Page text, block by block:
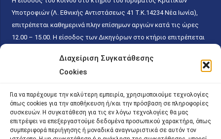
Διαχείριση Συγκατάθεσης
Cookies
Για να παρέχουμε την καλύτερη εμπειρία, χρησιμοποιούμε τεχνολογίες
όπως cookies για την αποθήκευση ή/και την πρόσβαση σε πληροφορίες
συσκευών. Η συγκατάθεση για τις εν λόγω τεχνολογίες θα μας
επιτρέψει να επεξεργαστούμε δεδομένα προσωπικού χαρακτήρα, όπως
συμπεριφορά περιήγησης ή μοναδικά αναγνωριστικά σε αυτόν τον
Υποτροφιών (Λ. Εθνικής Αντιστάσεως 41 T.K.14234 Νέα Ιωνία),
επιτρέπεται καθημερινά πλην επίσημων αργιών κατά τις ώρες
12.00 – 15.00. Η είσοδος των Δικηγόρων στο κτήριο επιτρέπεται
κάθε εργάσιμη ημέρα και ώρα χωρίς κανέναν χρονικό ή άλλο
περιορισμό. Η είσοδος του κοινού ειδικά στο γραφείο του
15.00. Η εξυπηρέτηση του κοινού πραγματοποιείται βάσει των
παγίων ισχυουσών διατάξεων. Για την αποφυγή συνωστισμού
εντός του εσωτερικού χώρου εξυπηρέτησης και αναμονής του
κοινού, η εξυπηρέτησή του δύναται να πραγματοποιείται κατόπιν